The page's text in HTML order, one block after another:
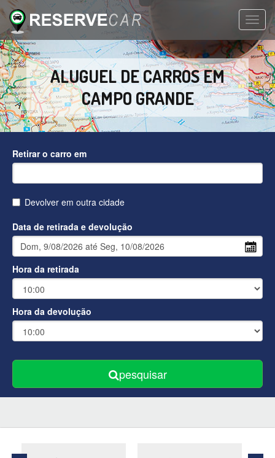
ALUGUEL DE CARROS EM
CAMPO GRANDE
Retirar o carro em
Devolver em outra cidade
Data de retirada e devolução
Hora da retirada
Hora da devolução
pesquisar